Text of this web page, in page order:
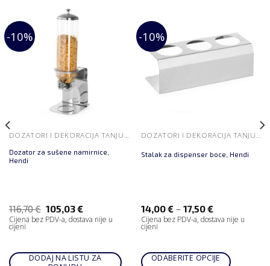
-10%
Dozator za sušene namirnice,
Hendi
116,70€ 105,03€
Cijena bez PDV-a, dostava nije u
cijeni
DODAJ NA LISTU ZA
-10%
Stalak za dispenser boce, Hendi
14,00€– 17,50€
Cijena bez PDV-a, dostava nije u
cijeni
ODABERITE OPCIJE